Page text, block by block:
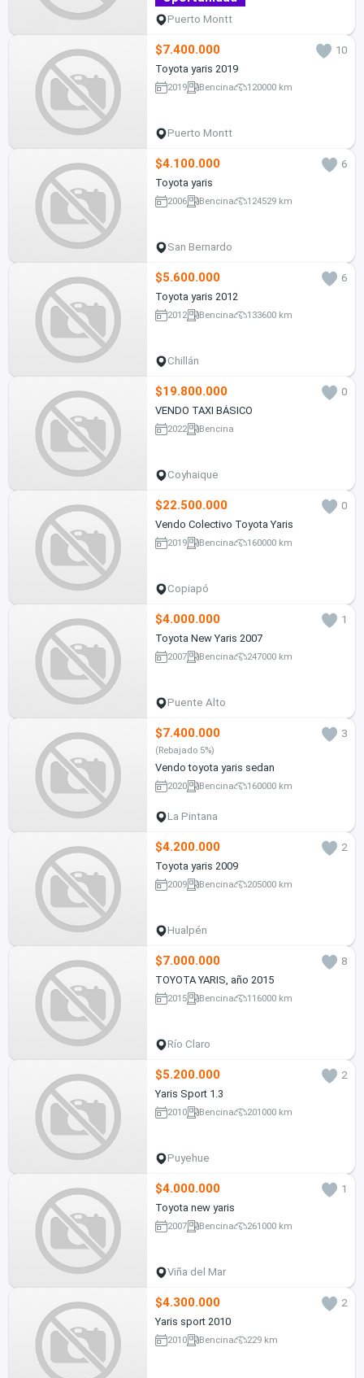
Puerto Montt
$7.400.000
10
Toyota yaris 2019
2019 Bencina 120000 km
Puerto Montt
$4.100.000
6
Toyota yaris
2006 Bencina 124529 km
San Bernardo
$5.600.000
6
Toyota yaris 2012
2012 Bencina 133600 km
Chillán
$19.800.000
0
VENDO TAXI BÁSICO
2022 Bencina
Coyhaique
$22.500.000
0
Vendo Colectivo Toyota Yaris
2019 Bencina 160000 km
Copiapó
$4.000.000
1
Toyota New Yaris 2007
2007 Bencina 247000 km
Puente Alto
$7.400.000 3
(Rebajado 5%)
Vendo toyota yaris sedan
2020 Bencina 160000 km
La Pintana
$4.200.000
2
Toyota yaris 2009
2009 Bencina 205000 km
Hualpén
$7.000.000
8
TOYOTA YARIS, año 2015
2015 Bencina 116000 km
Río Claro
$5.200.000
2
Yaris Sport 1.3
2010 Bencina 201000 km
Puyehue
$4.000.000
1
Toyota new yaris
2007 Bencina 261000 km
Viña del Mar
$4.300.000
2
Yaris sport 2010
2010 Bencina 229 km